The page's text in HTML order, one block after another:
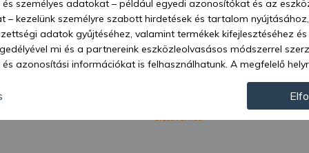
Kapni szeretném a Kelet-Agro Kft.
hírlevélben. Megerősítem, hogy
személyes adatokat – például egyedi azonosítókat és az
– kezelünk személyre szabott hirdetések és tartalom
adatok gyűjtéséhez, valamint termékek kifejlesztéséhez
mi és a partnereink eszközleolvasásos módszerrel
azonosítási információkat is felhasználhatunk. A megfelelő
mi és a partnereink a fent leírtak szerint adatkezelést
megadása vagy elutasítása előtt részletesebb
Felhívjuk figyelmét, hogy személyes adatainak bizonyos
Ön hozzájárulása, de jogában áll tiltakozni az ilyen jellegű